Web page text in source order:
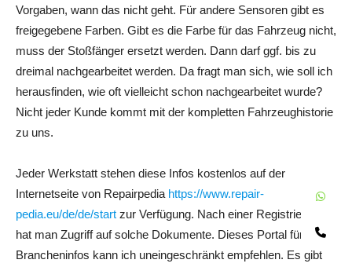
Vorgaben, wann das nicht geht. Für andere Sensoren gibt es
freigegebene Farben. Gibt es die Farbe für das Fahrzeug nicht,
muss der Stoßfänger ersetzt werden. Dann darf ggf. bis zu
dreimal nachgearbeitet werden. Da fragt man sich, wie soll ich
herausfinden, wie oft vielleicht schon nachgearbeitet wurde?
Nicht jeder Kunde kommt mit der kompletten Fahrzeughistorie
zu uns.
Jeder Werkstatt stehen diese Infos kostenlos auf der
Internetseite von Repairpedia https://www.repair-
pedia.eu/de/de/start zur Verfügung. Nach einer Registrierung
hat man Zugriff auf solche Dokumente. Dieses Portal für
Brancheninfos kann ich uneingeschränkt empfehlen. Es gibt